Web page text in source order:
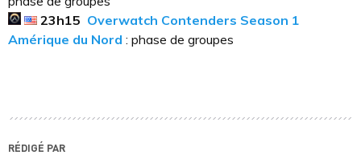
23h15 Overwatch Contenders Season 1
Amérique du Nord : phase de groupes
RÉDIGÉ PAR